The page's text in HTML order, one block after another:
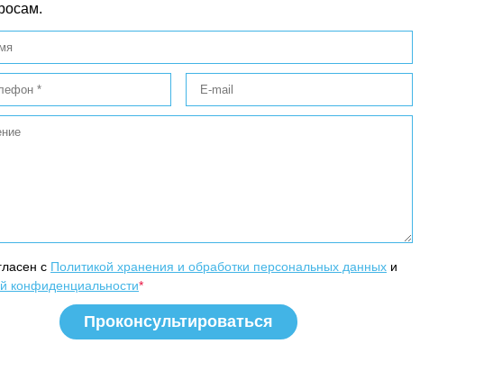
с Политикой хранения и обработки персональных данных и
конфиденциальности*